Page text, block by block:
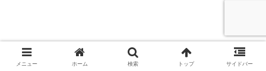
メニュー ホーム 検索 トップ サイドバー